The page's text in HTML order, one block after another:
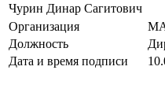
Чурин Динар Сагитович
Организация
Должность
Дата и время подписи